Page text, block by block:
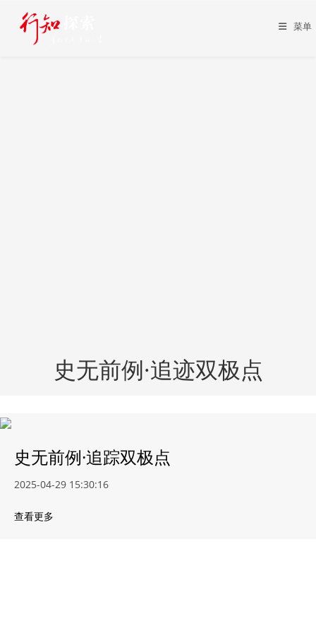
content
菜单
史无前例·追迹双极点
史无前例·追踪双极点
2025-04-29 15:30:16
查看更多